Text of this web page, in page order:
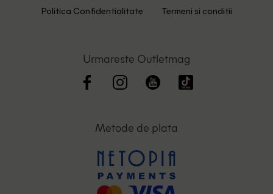
Politica Confidentialitate Termeni si conditii
Urmareste Outletmag
Metode de plata